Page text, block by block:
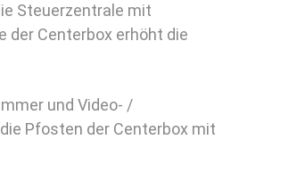
Steuerzentrale mit
der Centerbox erhöht die
und Video- /
Pfosten der Centerbox mit